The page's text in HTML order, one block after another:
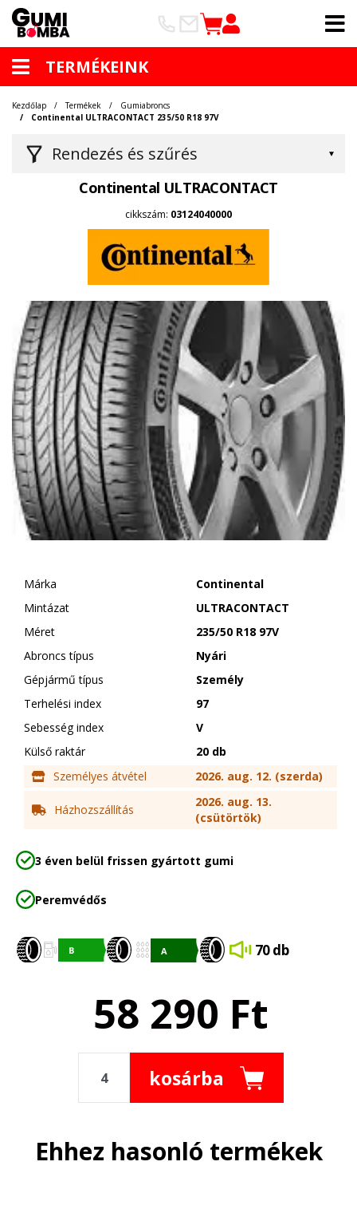
TERMÉKEINK
Rendezés és szűrés
Kezdőlap Termékek
Gumiabroncs
Continental ULTRACONTACT 235/50 R18 97V
Continental ULTRACONTACT
cikkszám: 03124040000
Márka
Continental
Mintázat
ULTRACONTACT
Méret
235/50 R18 97V
Abroncs típus
Nyári
Gépjármű típus
Személy
Terhelési index
97
Sebesség index
V
Külső raktár
20 db
Személyes átvétel
2026. aug. 12. (szerda)
Házhozszállítás
2026. aug. 13.
(csütörtök)
3 éven belül frissen gyártott gumi
Peremvédős
70 db
58 290 Ft
kosárba
Ehhez hasonló termékek